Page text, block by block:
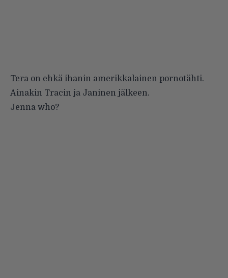
Tera on ehkä ihanin amerikkalainen pornotähti.
Ainakin Tracin ja Janinen jälkeen.
Jenna who?